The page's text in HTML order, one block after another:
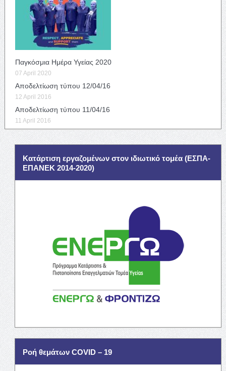
Παγκόσμια Ημέρα Υγείας 2020
07 April 2020
Αποδελτίωση τύπου 12/04/16
12 April 2016
Αποδελτίωση τύπου 11/04/16
11 April 2016
Κατάρτιση εργαζομένων στον ιδιωτικό τομέα (ΕΣΠΑ-
ΕΠΑΝΕΚ 2014-2020)
Ροή θεμάτων COVID – 19